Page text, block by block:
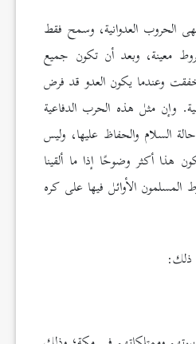
الحروب العدوانية، وسمح فقط
معينة، وبعد أن تكون جميع
وعندما يكون العدو قد فرض
وإن مثل هذه الحرب الدفاعية
السلام والحفاظ عليها، وليس
هذا أكثر وضوحًا إذا ما ألقينا
المسلمون الأوائل فيها على كره
ذلك: